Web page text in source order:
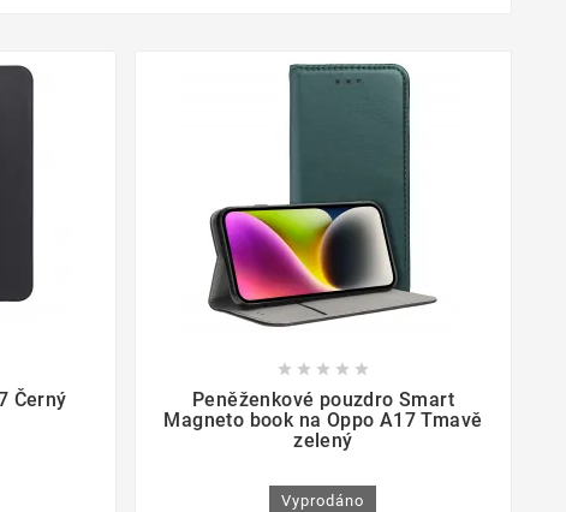

Černý
    
Peněženkové pouzdro Smart
Magneto book na Oppo A17 Tmavě
zelený
Vyprodáno